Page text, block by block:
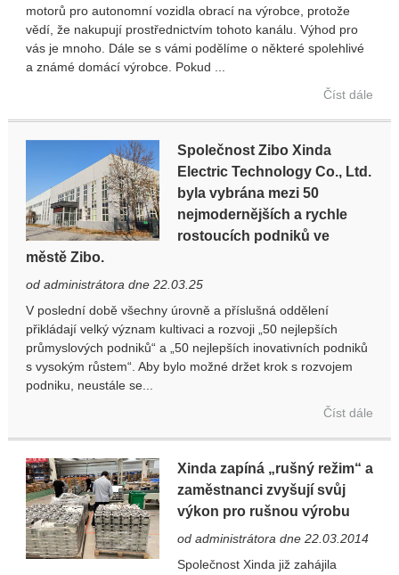
motorů pro autonomní vozidla obrací na výrobce, protože
vědí, že nakupují prostřednictvím tohoto kanálu. Výhod pro
vás je mnoho. Dále se s vámi podělíme o některé spolehlivé
a známé domácí výrobce. Pokud ...
Číst dále
Společnost Zibo Xinda
Electric Technology Co., Ltd.
byla vybrána mezi 50
nejmodernějších a rychle
rostoucích podniků ve
městě Zibo.
od administrátora dne 22.03.25
V poslední době všechny úrovně a příslušná oddělení
přikládají velký význam kultivaci a rozvoji „50 nejlepších
průmyslových podniků“ a „50 nejlepších inovativních podniků
s vysokým růstem“. Aby bylo možné držet krok s rozvojem
podniku, neustále se...
Číst dále
Xinda zapíná „rušný režim“ a
zaměstnanci zvyšují svůj
výkon pro rušnou výrobu
od administrátora dne 22.03.2014
Společnost Xinda již zahájila